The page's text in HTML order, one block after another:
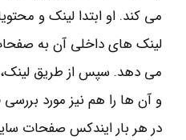
می کند. او ابتدا لینک و
لینک های داخلی آن به
می دهد. سپس از طریق
و آن ها را هم نیز مورد
در هر بار ایندکس صفحات